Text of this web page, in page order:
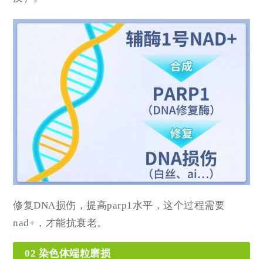
修复DNA损伤，提高parp1水平，这个过程需要
nad+，才能抗衰老。
02 染色体端粒磨损